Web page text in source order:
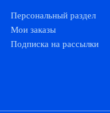
Персональный раздел
Мои заказы
Подписка на рассылки